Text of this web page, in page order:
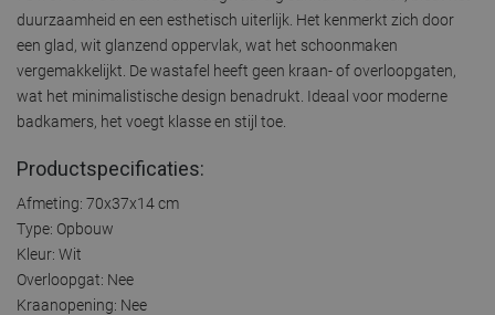
duurzaamheid en een esthetisch uiterlijk. Het kenmerkt zich door
een glad, wit glanzend oppervlak, wat het schoonmaken
vergemakkelijkt. De wastafel heeft geen kraan- of overloopgaten,
wat het minimalistische design benadrukt. Ideaal voor moderne
badkamers, het voegt klasse en stijl toe.
Productspecificaties:
Afmeting: 70x37x14 cm
Type: Opbouw
Kleur: Wit
Overloopgat: Nee
Kraanopening: Nee